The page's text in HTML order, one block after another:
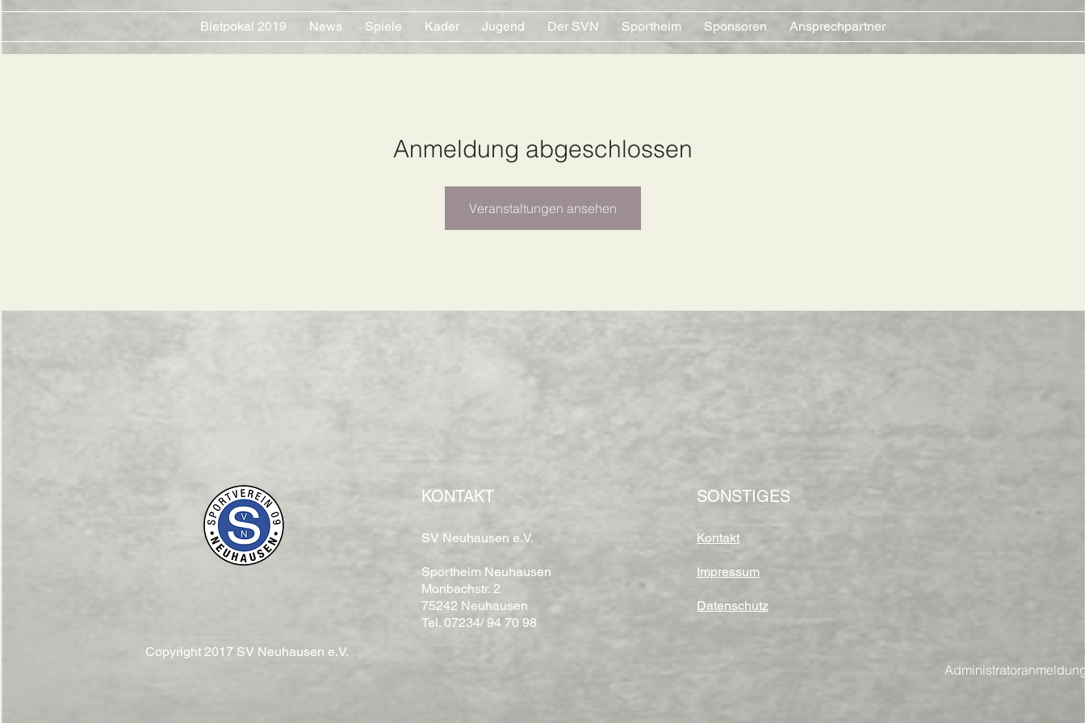
Bietpokal 2019 News Spiele Kader Jugend Der SVN Sportheim Sponsoren Ansprechpartner
Anmeldung abgeschlossen
Veranstaltungen ansehen
KONTAKT
SV Neuhausen e.V.
Sportheim Neuhausen
Monbachstr. 2
75242 Neuhausen
Tel. 07234/ 94 70 98
SONSTIGES
Kontakt
Impressum
Datenschutz
Copyright 2017 SV Neuhausen e.V.